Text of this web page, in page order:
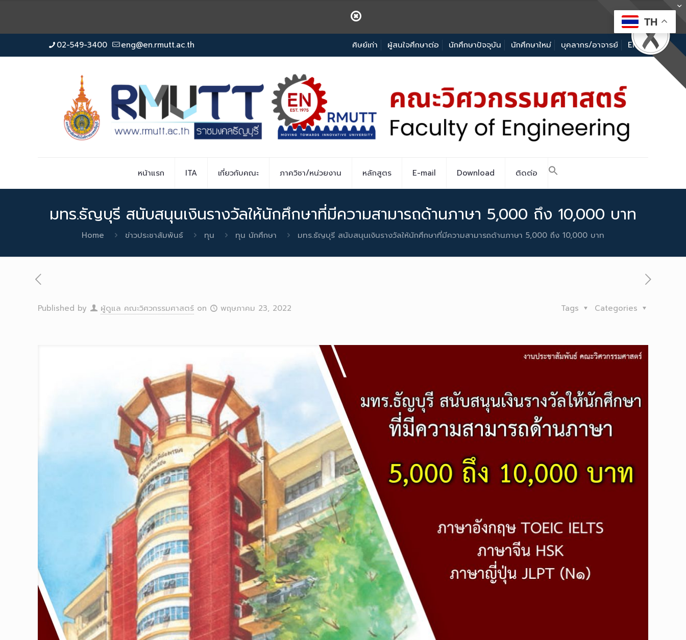
02-549-3400 eng@en.rmutt.ac.th ศิษย์เก่า ผู้สนใจศึกษาต่อ นักศึกษาปัจจุบัน นักศึกษาใหม่ บุคลากร/อาจารย์ EN
หน้าแรก ITA เกี่ยวกับคณะ ภาควิชา/หน่วยงาน หลักสูตร E-mail Download ติดต่อ
มทร.ธัญบุรี สนับสนุนเงินรางวัลให้นักศึกษาที่มีความสามารถด้านภาษา 5,000 ถึง 10,000 บาท
Home ข่าวประชาสัมพันธ์ ทุน ทุน นักศึกษา มทร.ธัญบุรี สนับสนุนเงินรางวัลให้นักศึกษาที่มีความสามารถด้านภาษา 5,000 ถึง 10,000 บาท
Published by ผู้ดูแล คณะวิศวกรรมศาสตร์ on พฤษภาคม 23, 2022 Categories
Tags
TH